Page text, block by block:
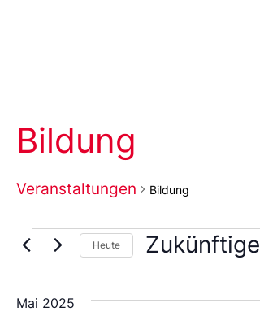
Bildung
Veranstaltungen Bildung
Heute Zukünftige
das
Mai 2025